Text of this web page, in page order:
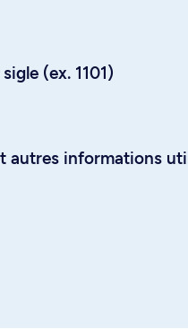
(ex. 1101)
autres informations